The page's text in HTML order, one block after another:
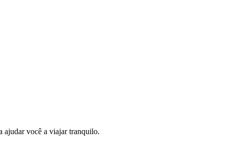
ajudar você a viajar tranquilo.